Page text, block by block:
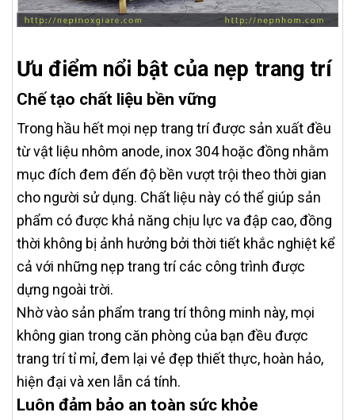
Ưu điểm nổi bật của nẹp trang trí
Chế tạo chất liệu bền vững
Trong hầu hết mọi nẹp trang trí được sản xuất đều
từ vật liệu nhôm anode, inox 304 hoặc đồng nhằm
mục đích đem đến độ bền vượt trội theo thời gian
cho người sử dụng. Chất liệu này có thể giúp sản
phẩm có được khả năng chịu lực va đập cao, đồng
thời không bị ảnh hưởng bởi thời tiết khắc nghiệt kể
cả với những nẹp trang trí các công trình được
dựng ngoài trời.
Nhờ vào sản phẩm trang trí thông minh này, mọi
không gian trong căn phòng của bạn đều được
trang trí tỉ mỉ, đem lại vẻ đẹp thiết thực, hoàn hảo,
hiện đại và xen lẫn cá tính.
Luôn đảm bảo an toàn sức khỏe